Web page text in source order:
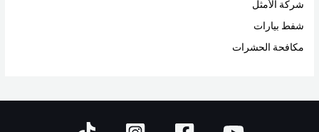
شركة الأمثل
شفط بيارات
مكافحة الحشرات